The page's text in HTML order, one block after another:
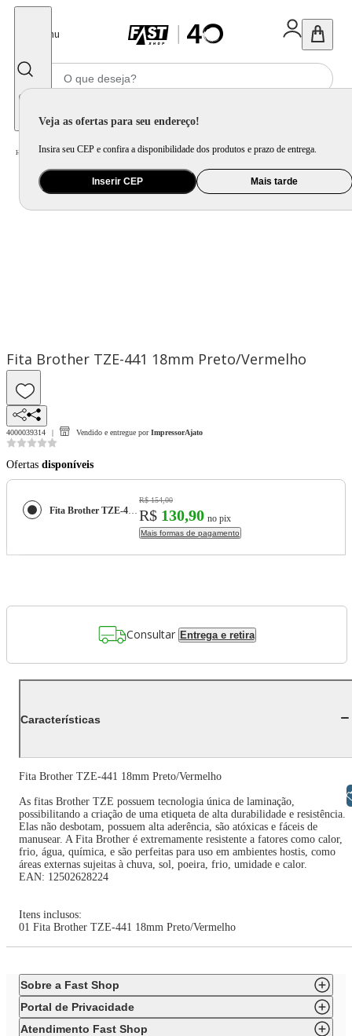
Menu
Veja as ofertas para seu endereço!
Insira seu CEP e confira a disponibilidade dos produtos e prazo de entrega.
Inserir CEP Mais tarde
Home Informática e Games / Software e Insumo / Cartucho de Tinta, Toner e Tinta para Impressora
Fita Brother TZE-441 18mm Preto/Vermelho
4000039314 Vendido e entregue por ImpressorAjato
Ofertas disponíveis
Fita Brother TZE-441 18mm Preto/Vermelho
R$ 154,00
R$ 130,90 no pix
Mais formas de pagamento
Consultar Entrega e retira
Características
Fita Brother TZE-441 18mm Preto/Vermelho
As fitas Brother TZE possuem tecnologia única de laminação,
possibilitando a criação de uma etiqueta de alta durabilidade e resistência.
Elas não desbotam, possuem alta aderência, são atóxicas e fáceis de
manusear. A Fita Brother é extremamente resistente a fatores como calor,
frio, água, química, e são perfeitas para uso em ambientes hostis, como
áreas externas sujeitas à chuva, sol, poeira, frio, umidade e calor.
EAN: 12502628224
Itens inclusos:
01 Fita Brother TZE-441 18mm Preto/Vermelho
Sobre a Fast Shop
Portal de Privacidade
Atendimento Fast Shop